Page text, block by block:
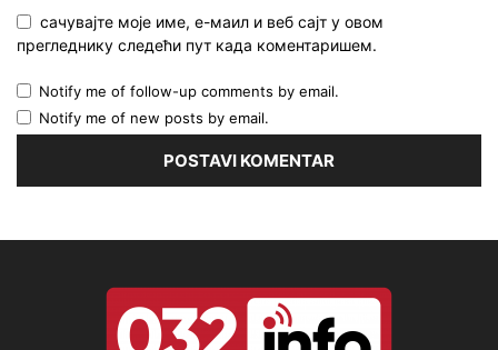
сачувајте моје име, е-маил и веб сајт у овом
прегледнику следећи пут када коментаришем.
Notify me of follow-up comments by email.
Notify me of new posts by email.